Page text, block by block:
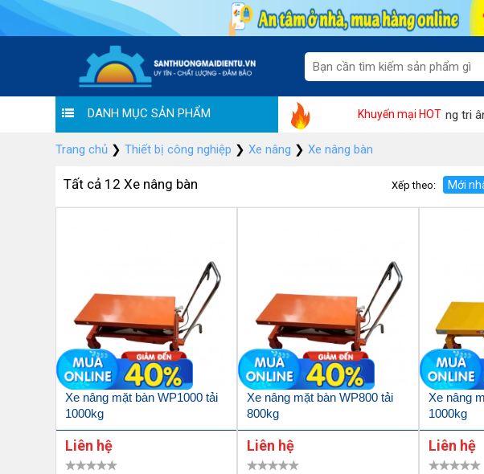
DANH MỤC SẢN PHẨM Khuyến mại HOT
triệu" tại Sàn thương mại Hoàng Liên Tưng bừng khuyến mãi "Tháng vàng tri ân"
Trang chủ ❯ Thiết bị công nghiệp ❯ Xe nâng ❯ Xe nâng bàn
Tất cả 12 Xe nâng bàn Xếp theo: Mới
Xe nâng mặt bàn WP1000 tải
1000kg
Liên hệ
Xe nâng mặt bàn WP800 tải
800kg
Liên hệ
Xe nâng
1000kg
Liên hệ